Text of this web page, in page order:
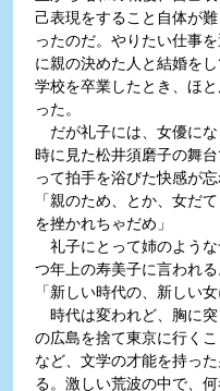
己表現をすること自体が
ったのだ。やりたい仕事
に親の決めた人と結婚を
学校を卒業したとき、ほ
った。
だが礼子には、女優に
時に見た松井須磨子の舞
って拍手を浴びた快感が
「親のため、とか、女だ
を挫かれちゃだめ」
礼子にとって姉のよう
つ年上の寿美子に言われる
「新しい時代の、新しい
時代は変われど、胸に
の広島を捨て東京に行く
など、文学の才能を持っ
る。激しい荒波の中で、